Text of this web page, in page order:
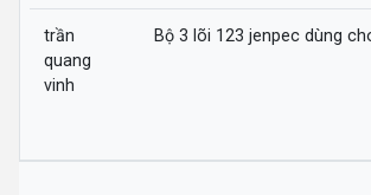
trần
quang
vinh
Bộ 3 lõi 123 jenpec dùng